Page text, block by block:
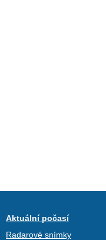
Aktuální počasí
Radarové snímky